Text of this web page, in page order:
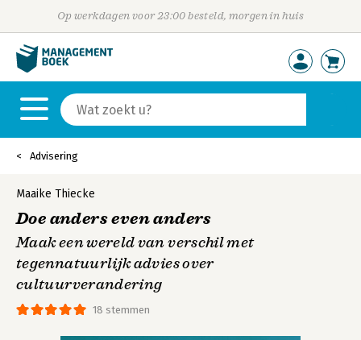
Op werkdagen voor 23:00 besteld, morgen in huis
Advisering
18 stemmen
Maaike Thiecke
Doe anders even anders
Maak een wereld van verschil met
tegennatuurlijk advies over
cultuurverandering